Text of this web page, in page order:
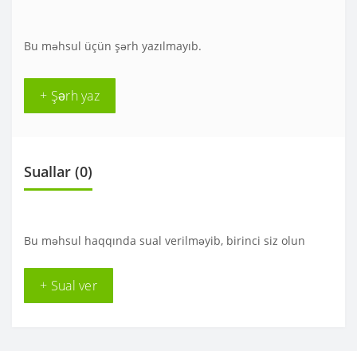
Bu məhsul üçün şərh yazılmayıb.
+ Şərh yaz
Suallar (0)
Bu məhsul haqqında sual verilməyib, birinci siz olun
+ Sual ver